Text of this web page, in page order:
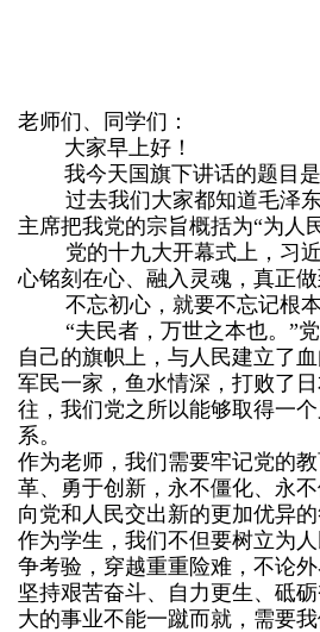
老师们、同学们：
大家早上好！
我今天国旗下讲话的题目是
过去我们大家都知道毛泽
主席把我党的宗旨概括为“为人
党的十九大开幕式上，习
心铭刻在心、融入灵魂，真正
不忘初心，就要不忘记根
“夫民者，万世之本也。”
自己的旗帜上，与人民建立了
军民一家，鱼水情深，打败了
往，我们党之所以能够取得一
系。
作为老师，我们需要牢记党的
革、勇于创新，永不僵化、永
向党和人民交出新的更加优异的
作为学生，我们不但要树立为
争考验，穿越重重险难，不论
坚持艰苦奋斗、自力更生、砥
大的事业不能一蹴而就，需要